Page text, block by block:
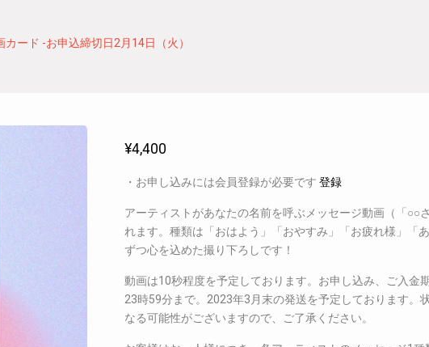
ード -お申込締切日2月14日（火）
¥4,400
・お申し込みには会員登録が必要です 登録
アーティストがあなたの名前を呼ぶメッセージ動画（「○○
れます。種類は「おはよう」「おやすみ」「お疲れ様」「
ずつ心を込めた撮り下ろしです！
動画は10秒程度を予定しております。お申し込み、ご入金
23時59分まで。2023年3月末の発送を予定しております。
なる可能性がございますので、ご了承ください。